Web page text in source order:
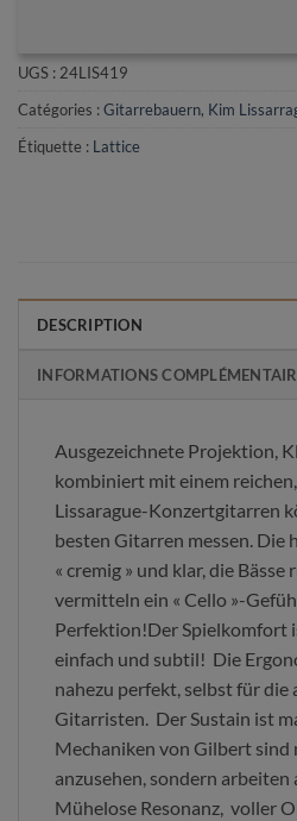
UGS : 24LIS419
Catégories :Gitarrebauern, Kim
Étiquette : Lattice
DESCRIPTION
INFORMATIONS
Ausgezeichnete Projektion,
kombiniert mit einem
Lissarague-Konzertgitarren
besten Gitarren messen. Die
« cremig » und klar, die
vermitteln ein « Cello »-
Perfektion!Der Spielkomfort
einfach und subtil! Die
nahezu perfekt, selbst für die
Gitarristen. Der Sustain ist
Mechaniken von Gilbert sind
anzusehen, sondern arbeiten
Mühelose Resonanz, voller